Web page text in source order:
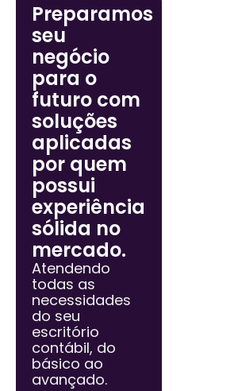
Preparamos
seu
negócio
para o
futuro com
soluções
aplicadas
por quem
possui
experiência
sólida no
mercado.
Atendendo
todas as
necessidades
do seu
escritório
contábil, do
básico ao
avançado.